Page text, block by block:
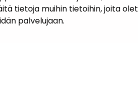
tietoja muihin tietoihin, joita olet
palvelujaan.